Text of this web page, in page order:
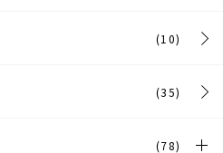
(10)
(35)
(78)